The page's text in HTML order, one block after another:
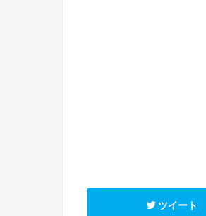
ツイート